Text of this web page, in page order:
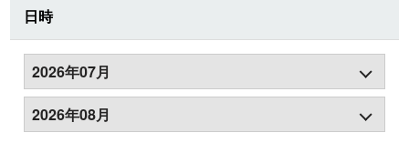
日時
2026年07月
2026年08月